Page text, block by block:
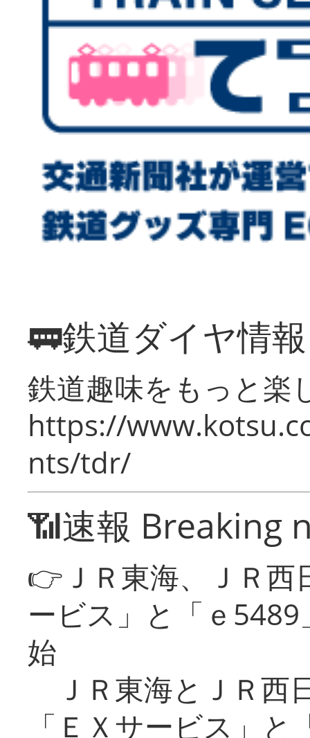
🚃鉄道ダイヤ情
鉄道趣味をもっと楽
https://
nts/tdr/
📶速報 Breaking
👉ＪＲ東海、ＪＲ
ービス」と「ｅ
始
ＪＲ東海とＪＲ西
「ＥＸサービス」